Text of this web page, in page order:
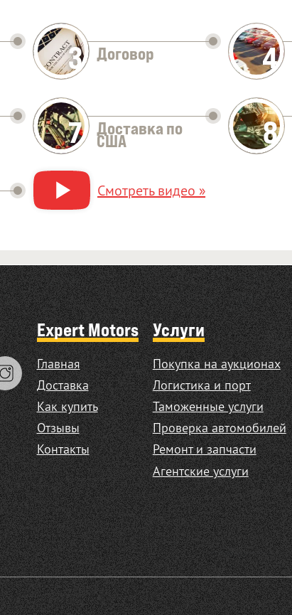
3 Договор 4
7 Доставка по
США 8
Смотреть видео »
Expert Motors
Главная
Доставка
Как купить
Отзывы
Контакты
Услуги
Покупка на аукционах
Логистика и порт
Таможенные услуги
Проверка автомобилей
Ремонт и запчасти
Агентские услуги